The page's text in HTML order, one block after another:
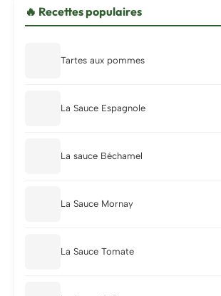
🔥 Recettes populaires
Tartes aux pommes
La Sauce Espagnole
La sauce Béchamel
La Sauce Mornay
La Sauce Tomate